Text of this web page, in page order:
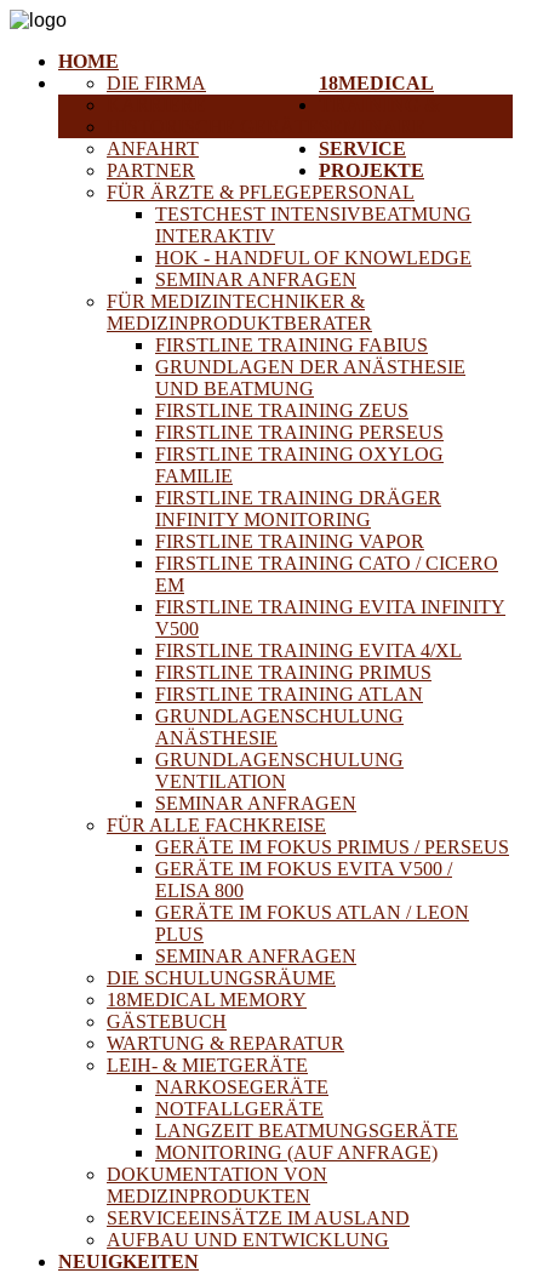
HOME
18MEDICAL
DIE FIRMA
ANFAHRT
PARTNER
FÜR ÄRZTE & PFLEGEPERSONAL
TESTCHEST INTENSIVBEATMUNG
INTERAKTIV
HOK - HANDFUL OF KNOWLEDGE
SEMINAR ANFRAGEN
FÜR MEDIZINTECHNIKER &
MEDIZINPRODUKTBERATER
FIRSTLINE TRAINING FABIUS
GRUNDLAGEN DER ANÄSTHESIE
UND BEATMUNG
FIRSTLINE TRAINING ZEUS
FIRSTLINE TRAINING PERSEUS
FIRSTLINE TRAINING OXYLOG
FAMILIE
FIRSTLINE TRAINING DRÄGER
INFINITY MONITORING
FIRSTLINE TRAINING VAPOR
FIRSTLINE TRAINING CATO / CICERO
EM
FIRSTLINE TRAINING EVITA INFINITY
V500
FIRSTLINE TRAINING EVITA 4/XL
FIRSTLINE TRAINING PRIMUS
FIRSTLINE TRAINING ATLAN
GRUNDLAGENSCHULUNG
ANÄSTHESIE
GRUNDLAGENSCHULUNG
VENTILATION
SEMINAR ANFRAGEN
FÜR ALLE FACHKREISE
GERÄTE IM FOKUS PRIMUS / PERSEUS
GERÄTE IM FOKUS EVITA V500 /
ELISA 800
GERÄTE IM FOKUS ATLAN / LEON
PLUS
SEMINAR ANFRAGEN
DIE SCHULUNGSRÄUME
18MEDICAL MEMORY
GÄSTEBUCH
SERVICE
WARTUNG & REPARATUR
LEIH- & MIETGERÄTE
NARKOSEGERÄTE
NOTFALLGERÄTE
LANGZEIT BEATMUNGSGERÄTE
MONITORING (AUF ANFRAGE)
DOKUMENTATION VON
MEDIZINPRODUKTEN
PROJEKTE
SERVICEEINSÄTZE IM AUSLAND
AUFBAU UND ENTWICKLUNG
NEUIGKEITEN